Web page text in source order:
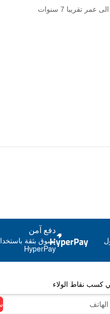
تقريبا 7 سنوات
بعد وتحكم عايدي
دفع آمن
تسوق بثقة
HyperPay
كسب نقاط الولاء